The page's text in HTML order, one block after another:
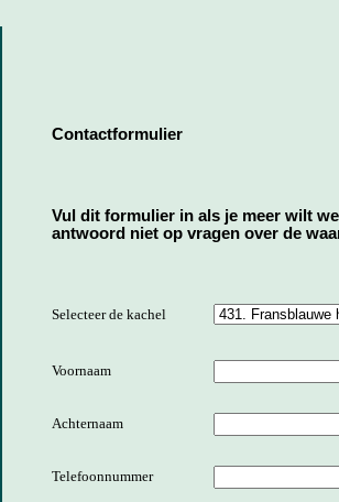
Contactformulier
Vul dit formulier in als je meer wilt
antwoord niet op vragen over de
Selecteer de kachel
Voornaam
Achternaam
Telefoonnummer